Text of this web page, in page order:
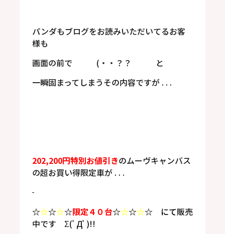
パンダもブログをお読みいただいてるお客
様も
画面の前で (・・？？ と
一瞬固まってしまうその内容ですが . . .
202,200円特別お値引きのムーヴキャンバス
の超お買い得限定車が . . .
☆☆☆☆☆限定４０台☆☆☆☆☆ にて販売
中です Σ(ﾟДﾟ)!!